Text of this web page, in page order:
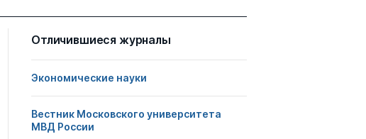
Отличившиеся журналы
Экономические науки
Вестник Московского университета
МВД России